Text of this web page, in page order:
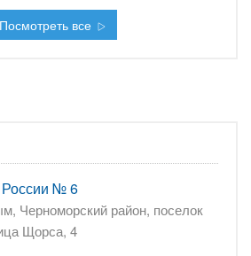
Посмотреть все
№ 6
Черноморский район, поселок
Щорса, 4